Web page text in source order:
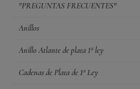
"PREGUNTAS FRECUENTES"
Anillos
Anillo Atlante de plata 1ª ley
Cadenas de Plata de 1ª Ley